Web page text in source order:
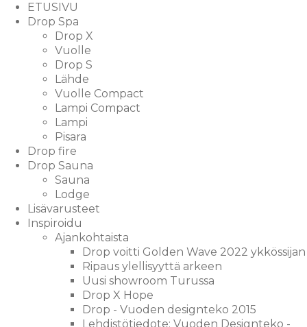
ETUSIVU
Drop Spa
Drop X
Vuolle
Drop S
Lähde
Vuolle Compact
Lampi Compact
Lampi
Pisara
Drop fire
Drop Sauna
Sauna
Lodge
Lisävarusteet
Inspiroidu
Ajankohtaista
Drop voitti Golden Wave 2022 ykkössijan
Ripaus ylellisyyttä arkeen
Uusi showroom Turussa
Drop X Hope
Drop - Vuoden designteko 2015
Lehdistötiedote: Vuoden Designteko -